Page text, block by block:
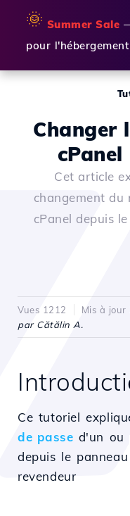
🌞 Summer Sale
pour
Changer
Cet article
changement du
cPanel depuis
Vues 1212 Mis à jour
par Cătălin A.
Ce tutoriel
de passe d'un ou
depuis le
revendeur